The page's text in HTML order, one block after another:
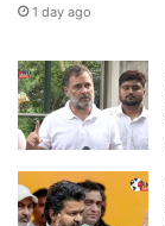
1 day ago